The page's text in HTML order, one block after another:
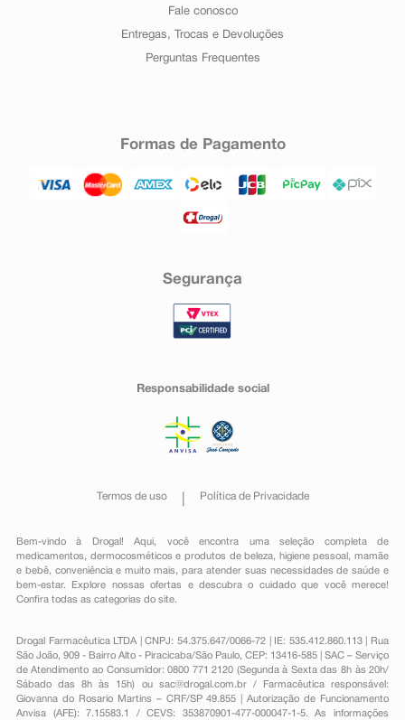
Fale conosco
Entregas, Trocas e Devoluções
Perguntas Frequentes
Formas de Pagamento
Segurança
Responsabilidade social
Termos de uso Política de Privacidade
Bem-vindo à Drogal! Aqui, você encontra uma seleção completa de
medicamentos , dermocosméticos e produtos de beleza, higiene pessoal ,mamãe
e bebê, conveniênciae muito mais, para atender suas necessidades de saúde e
bem-estar. Explore nossas ofertas e descubra o cuidado que você merece!
Confira todas as categorias do site.
Drogal Farmacêutica LTDA | CNPJ: 54.375.647/0066-72 | IE: 535.412.860.113 | Rua
São João, 909 - Bairro Alto - Piracicaba/São Paulo, CEP: 13416-585 | SAC – Serviço
de Atendimento ao Consumidor: 0800 771 2120 (Segunda à Sexta das 8h às 20h/
Sábado das 8h às 15h) ou sac@drogal.com.br/ Farmacêutica responsável:
Giovanna do Rosario Martins – CRF/SP 49.855 | Autorização de Funcionamento
Anvisa (AFE): 7.15583.1 / CEVS: 353870901-477-000047-1-5. As informações